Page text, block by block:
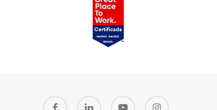
facebook linkedin youtube instagram